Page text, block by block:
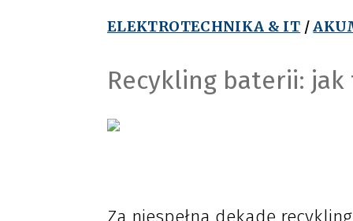
ELEKTROTECHNIKA & IT /
Recykling baterii: jak
Za niespełna dekadę